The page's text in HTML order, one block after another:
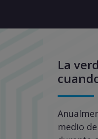
La
medio